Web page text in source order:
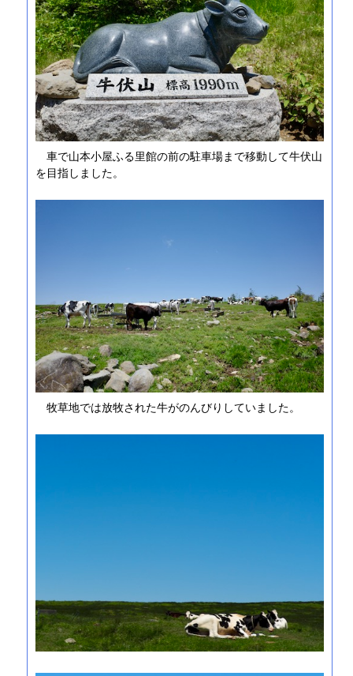
車で山本小屋ふる里館の前の駐車場まで移動して牛伏山
を目指しました。
牧草地では放牧された牛がのんびりしていました。